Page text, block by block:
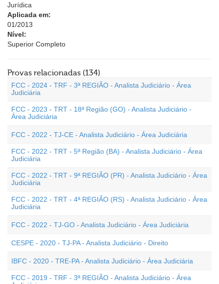
Jurídica
Aplicada em:
01/2013
Nível:
Superior Completo
Provas relacionadas (134)
FCC - 2024 - TRF - 3ª REGIÃO - Analista Judiciário - Área
Judiciária
FCC - 2023 - TRT - 18ª Região (GO) - Analista Judiciário -
Área Judiciária
FCC - 2022 - TJ-CE - Analista Judiciário - Área Judiciária
FCC - 2022 - TRT - 5ª Região (BA) - Analista Judiciário - Área
Judiciária
FCC - 2022 - TRT - 9ª REGIÃO (PR) - Analista Judiciário - Área
Judiciária
FCC - 2022 - TRT - 4ª REGIÃO (RS) - Analista Judiciário - Área
Judiciária
FCC - 2022 - TJ-GO - Analista Judiciário - Área Judiciária
CESPE - 2020 - TJ-PA - Analista Judiciário - Direito
IBFC - 2020 - TRE-PA - Analista Judiciário - Área Judiciária
FCC - 2019 - TRF - 3ª REGIÃO - Analista Judiciário - Área